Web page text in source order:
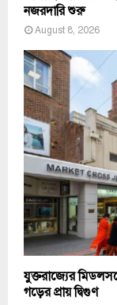
নজরদারি শুরু
August 8, 2026
যুক্তরাজ্যের
গড়ের প্রায় দ্বিগুণ